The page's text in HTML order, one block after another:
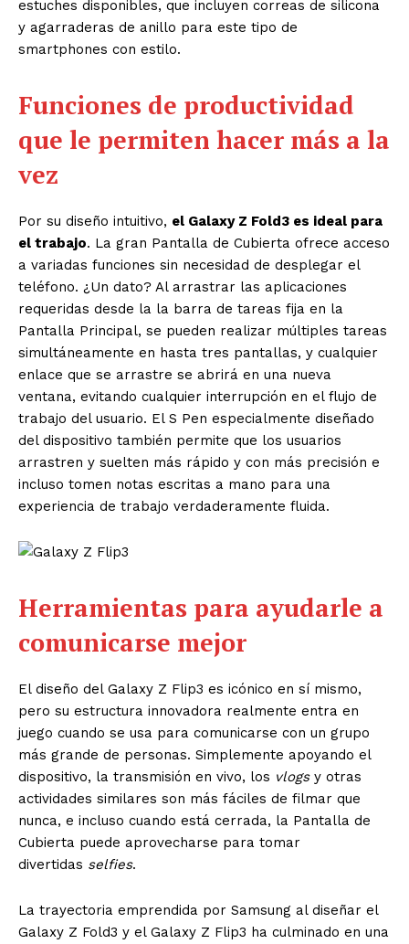
estuches disponibles, que incluyen correas de silicona
y agarraderas de anillo para este tipo de
smartphones con estilo.
Funciones de productividad
que le permiten hacer más a la
vez
Por su diseño intuitivo, el Galaxy Z Fold3 es ideal para
el trabajo. La gran Pantalla de Cubierta ofrece acceso
a variadas funciones sin necesidad de desplegar el
teléfono. ¿Un dato? Al arrastrar las aplicaciones
requeridas desde la la barra de tareas fija en la
Pantalla Principal, se pueden realizar múltiples tareas
simultáneamente en hasta tres pantallas, y cualquier
enlace que se arrastre se abrirá en una nueva
ventana, evitando cualquier interrupción en el flujo de
trabajo del usuario. El S Pen especialmente diseñado
del dispositivo también permite que los usuarios
arrastren y suelten más rápido y con más precisión e
incluso tomen notas escritas a mano para una
experiencia de trabajo verdaderamente fluida.
Herramientas para ayudarle a
comunicarse mejor
El diseño del Galaxy Z Flip3 es icónico en sí mismo,
pero su estructura innovadora realmente entra en
juego cuando se usa para comunicarse con un grupo
más grande de personas. Simplemente apoyando el
dispositivo, la transmisión en vivo, los vlogsy otras
actividades similares son más fáciles de filmar que
nunca, e incluso cuando está cerrada, la Pantalla de
Cubierta puede aprovecharse para tomar
divertidas selfies.
La trayectoria emprendida por Samsung al diseñar el
Galaxy Z Fold3 y el Galaxy Z Flip3 ha culminado en una